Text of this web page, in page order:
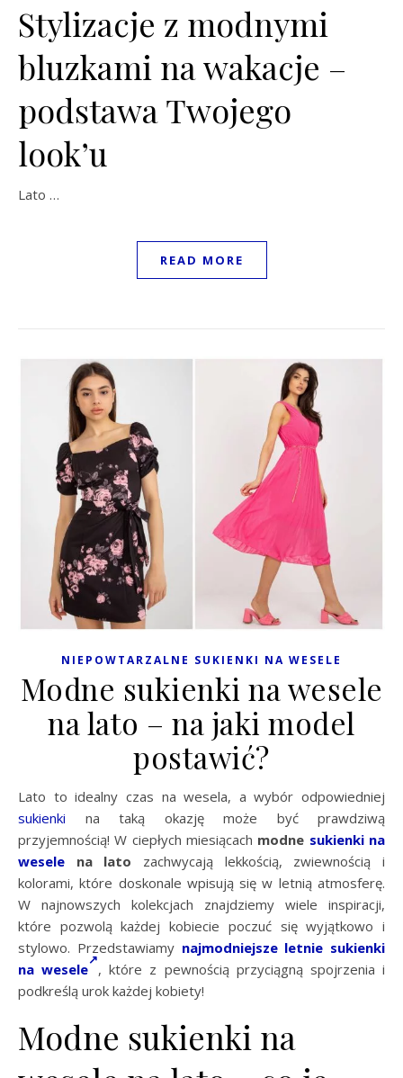
Stylizacje z modnymi
bluzkami na wakacje –
podstawa Twojego
look’u
Lato …
READ MORE
NIEPOWTARZALNE SUKIENKI NA WESELE
Modne sukienki na wesele
na lato – na jaki model
postawić?
Lato to idealny czas na wesela, a wybór odpowiedniej
sukienki na taką okazję może być prawdziwą
przyjemnością! W ciepłych miesiącach modne sukienki na
wesele na lato zachwycają lekkością, zwiewnością i
kolorami, które doskonale wpisują się w letnią atmosferę.
W najnowszych kolekcjach znajdziemy wiele inspiracji,
które pozwolą każdej kobiecie poczuć się wyjątkowo i
stylowo. Przedstawiamy najmodniejsze letnie sukienki
na wesele , które z pewnością przyciągną spojrzenia i
podkreślą urok każdej kobiety!
Modne sukienki na